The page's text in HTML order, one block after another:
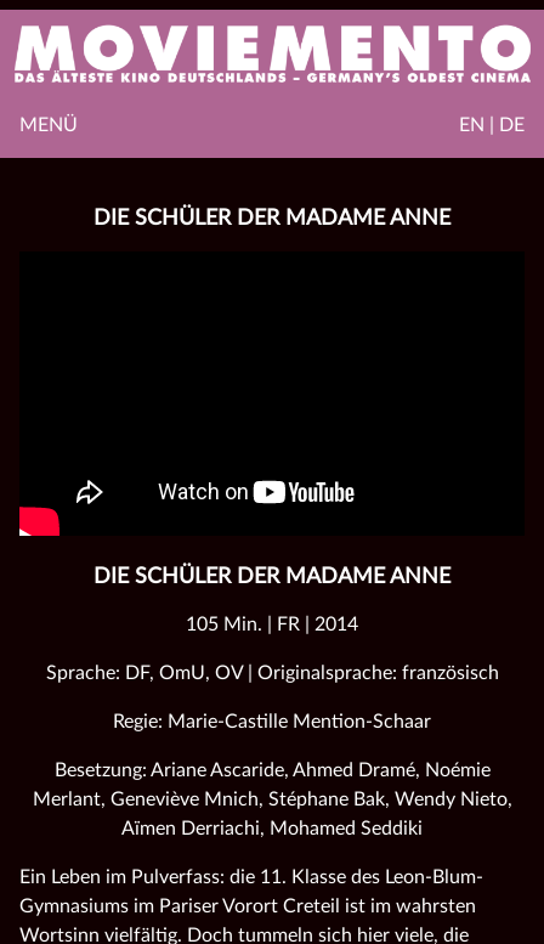
EN | DE
MENÜ
DIE SCHÜLER DER MADAME ANNE
DIE SCHÜLER DER MADAME ANNE
105 Min. | FR | 2014
Sprache: DF, OmU, OV | Originalsprache: französisch
Regie: Marie-Castille Mention-Schaar
Besetzung: Ariane Ascaride, Ahmed Dramé, Noémie
Merlant, Geneviève Mnich, Stéphane Bak, Wendy Nieto,
Aïmen Derriachi, Mohamed Seddiki
Ein Leben im Pulverfass: die 11. Klasse des Leon-Blum-
Gymnasiums im Pariser Vorort Creteil ist im wahrsten
Wortsinn vielfältig. Doch tummeln sich hier viele, die